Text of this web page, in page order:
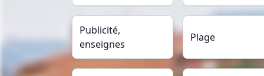
Publicité,
enseignes
Plage